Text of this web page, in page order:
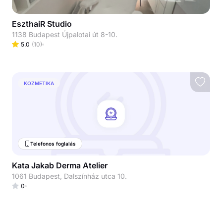
EszthaiR Studio
1138 Budapest Újpalotai út 8-10.
5.0 (10)
KOZMETIKA
Telefonos foglalás
Kata Jakab Derma Atelier
1061 Budapest, Dalszínház utca 10.
0